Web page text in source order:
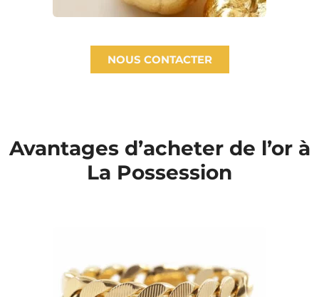
NOUS CONTACTER
Avantages d’acheter de l’or à
La Possession